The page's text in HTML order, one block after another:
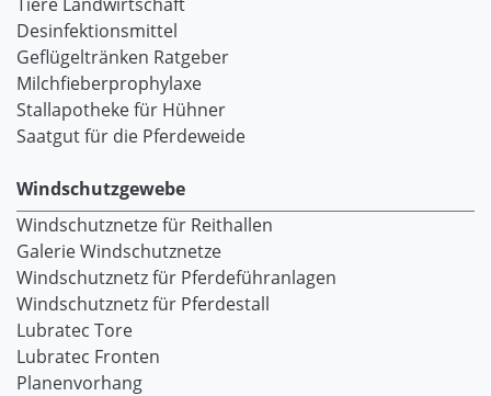
Desinfektionsmittel
Geflügeltränken Ratgeber
Milchfieberprophylaxe
Stallapotheke für Hühner
Saatgut für die Pferdeweide
Windschutzgewebe
Windschutznetze für Reithallen
Galerie Windschutznetze
Windschutznetz für Pferdeführanlagen
Windschutznetz für Pferdestall
Lubratec Tore
Lubratec Fronten
Planenvorhang